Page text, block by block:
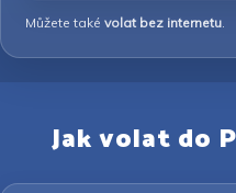
Můžete také volat bez internetu.
Jak volat do